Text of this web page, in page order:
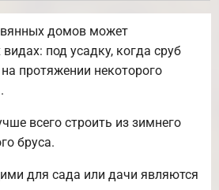
домов может
под усадку, когда сруб
протяжении некоторого
всего строить из зимнего
бруса.
для сада или дачи являются